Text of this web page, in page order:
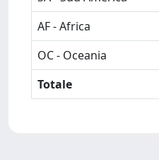
AF - Africa
OC - Oceania
Totale